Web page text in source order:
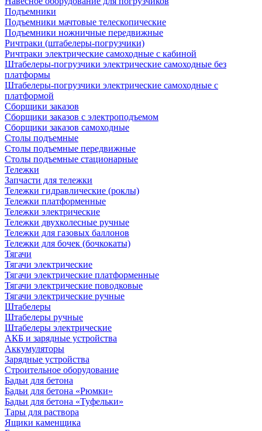
Подъемники
Подъемники мачтовые телескопические
Подъемники ножничные передвижные
Ричтраки (штабелеры-погрузчики)
Ричтраки электрические самоходные с кабиной
Штабелеры-погрузчики электрические самоходные без
платформы
Штабелеры-погрузчики электрические самоходные с
платформой
Сборщики заказов
Сборщики заказов с электроподъемом
Сборщики заказов самоходные
Столы подъемные
Столы подъемные передвижные
Столы подъемные стационарные
Тележки
Запчасти для тележки
Тележки гидравлические (роклы)
Тележки платформенные
Тележки электрические
Тележки двухколесные ручные
Тележки для газовых баллонов
Тележки для бочек (бочкокаты)
Тягачи
Тягачи электрические
Тягачи электрические платформенные
Тягачи электрические поводковые
Тягачи электрические ручные
Штабелеры
Штабелеры ручные
Штабелеры электрические
АКБ и зарядные устройства
Аккумуляторы
Зарядные устройства
Строительное оборудование
Бадьи для бетона
Бадьи для бетона «Рюмки»
Бадьи для бетона «Туфельки»
Тары для раствора
Ящики каменщика